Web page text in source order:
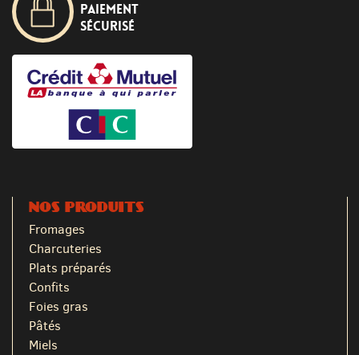
Paiement
sécurisé
NOS PRODUITS
Fromages
Charcuteries
Plats préparés
Confits
Foies gras
Pâtés
Miels